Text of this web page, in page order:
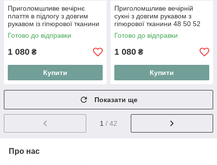
Приголомшливе вечірнє
плаття в підлогу з довгим
рукавом із гіпюрової тканини
48 50 52
Готово до відправки
1 080 ₴
Купити
Приголомшливе вечірній
сукні з довгим рукавом з
гіпюрової тканини 48 50 52
Готово до відправки
1 080 ₴
Купити
Показати ще
1 / 42
Про нас